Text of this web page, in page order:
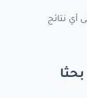
أي نتائج
بحثا